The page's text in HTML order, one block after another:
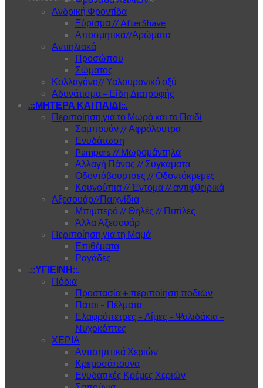
Ανδρική Φροντίδα
Ξύρισμα // AfterShave
Αποσμητικά//Αρώματα
Αντιηλιακά
Προσώπου
Σώματος
Κολλαγόνο// Υαλουρονικό οξύ
Αδυνάτισμα – Είδη Διατροφής
.::ΜΗΤΕΡΑ ΚΑΙ ΠΑΙΔΙ::.
Περιποίηση για το Μωρό και το Παιδί
Σαμπουάν // Αφρόλουτρα
Ενυδάτωση
Pampers // Μωρομάντηλα
Αλλαγή Πάνας // Συγκάματα
Οδοντόβουρτσες // Οδοντόκρεμες
Κουνούπια // Έντομα // αντιφθειρικά
Αξεσουάρ//Παιχνίδια
Μπιμπερό // Θηλές // Πιπίλες
Άλλα Αξεσουάρ
Περιποίηση για τη Μαμά
Επιθέματα
Ραγάδες
.::ΥΓΙΕΙΝΗ::.
Πόδια
Προστασία + περιποίηση ποδιών
Πάτοι – Πέλματα
Ελαφρόπετρες – Λίμες – Ψαλιδάκια –
Νυχοκόπτες
ΧΕΡΙΑ
Αντισηπτικά Χεριών
Κρεμοσάπουνα
Ενυδατικές Κρέμες Χεριών